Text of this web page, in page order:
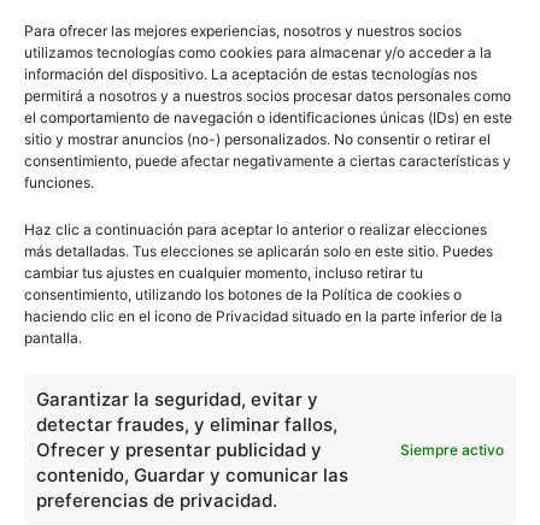
Para ofrecer las mejores experiencias, nosotros y nuestros socios
utilizamos tecnologías como cookies para almacenar y/o acceder a la
información del dispositivo. La aceptación de estas tecnologías nos
permitirá a nosotros y a nuestros socios procesar datos personales como
el comportamiento de navegación o identificaciones únicas (IDs) en este
sitio y mostrar anuncios (no-) personalizados. No consentir o retirar el
consentimiento, puede afectar negativamente a ciertas características y
funciones.
Haz clic a continuación para aceptar lo anterior o realizar elecciones
más detalladas. Tus elecciones se aplicarán solo en este sitio. Puedes
cambiar tus ajustes en cualquier momento, incluso retirar tu
consentimiento, utilizando los botones de la Política de cookies o
haciendo clic en el icono de Privacidad situado en la parte inferior de la
pantalla.
Garantizar la seguridad, evitar y
detectar fraudes, y eliminar fallos,
Ofrecer y presentar publicidad y
contenido, Guardar y comunicar las
preferencias de privacidad.
Siempre activo
Artículo anterior
Enlace covalente
Artículo siguiente
Entendiendo los iones
ARTÍCULOS RELACIONADOS
Tucán